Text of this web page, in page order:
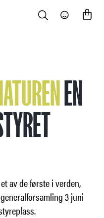
Search Community
EN
av de første i verden,
3 juni